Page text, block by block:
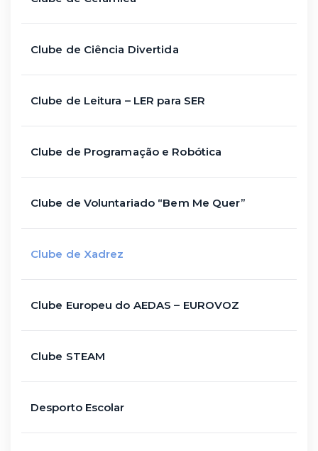
Clube de Ciência Divertida
Clube de Leitura – LER para SER
Clube de Programação e Robótica
Clube de Voluntariado “Bem Me Quer”
Clube de Xadrez
Clube Europeu do AEDAS – EUROVOZ
Clube STEAM
Desporto Escolar